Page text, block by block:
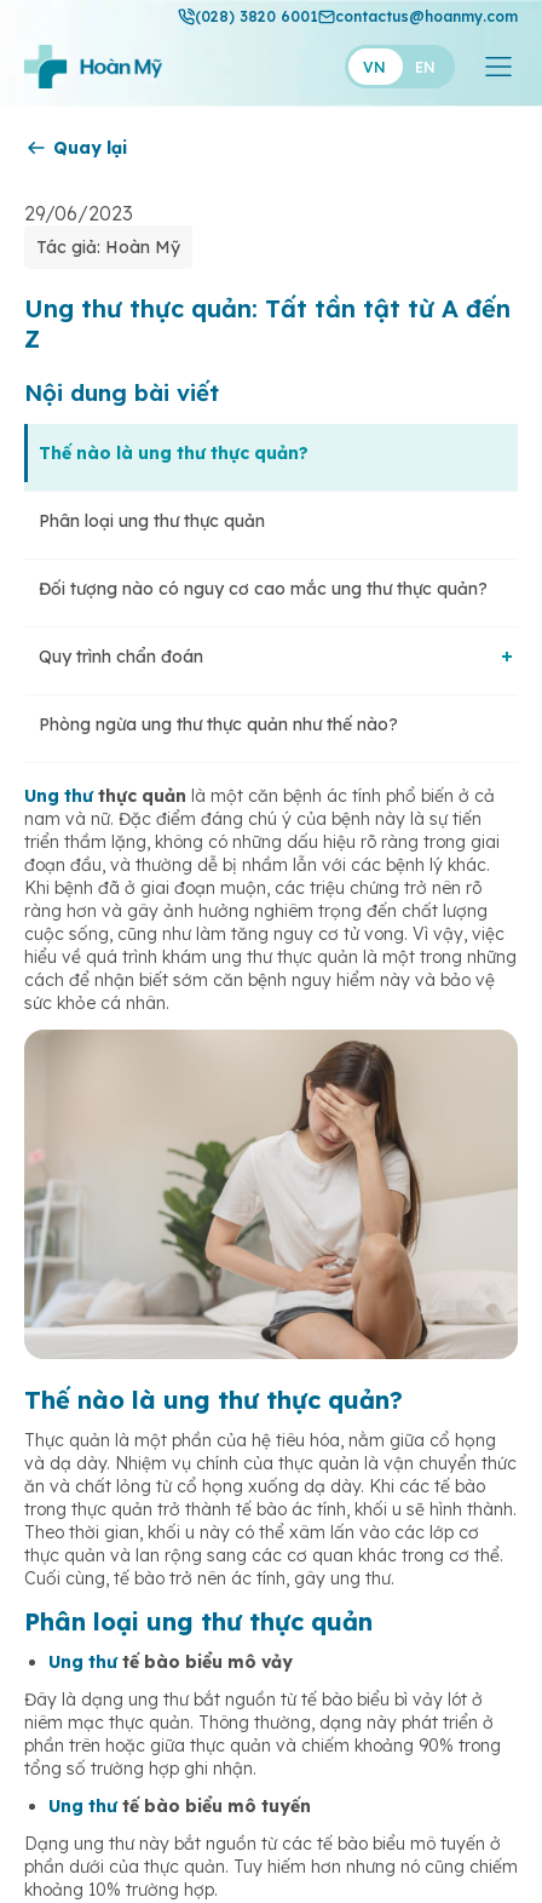
(028) 3820 6001 contactus@hoanmy.com
VN EN
Thuận Mỹ
Quay lại
29/06/2023
Tác giả: Hoàn Mỹ
Ung thư thực quản: Tất tần tật từ A đến
Z
Nội dung bài viết
Thế nào là ung thư thực quản?
Phân loại ung thư thực quản
Đối tượng nào có nguy cơ cao mắc ung thư thực quản?
Quy trình chẩn đoán
Các phương pháp chẩn đoán
Phòng ngừa ung thư thực quản như thế nào?
Ung thưthực quản là một căn bệnh ác tính phổ biến ở cả
nam và nữ. Đặc điểm đáng chú ý của bệnh này là sự tiến
triển thầm lặng, không có những dấu hiệu rõ ràng trong giai
đoạn đầu, và thường dễ bị nhầm lẫn với các bệnh lý khác.
Khi bệnh đã ở giai đoạn muộn, các triệu chứng trở nên rõ
ràng hơn và gây ảnh hưởng nghiêm trọng đến chất lượng
cuộc sống, cũng như làm tăng nguy cơ tử vong. Vì vậy, việc
hiểu về quá trình khám ung thư thực quản là một trong những
cách để nhận biết sớm căn bệnh nguy hiểm này và bảo vệ
sức khỏe cá nhân.
Thế nào là ung thưthực quản?
Thực quản là một phần của hệ tiêu hóa, nằm giữa cổ họng
và dạ dày. Nhiệm vụ chính của thực quản là vận chuyển thức
ăn và chất lỏng từ cổ họng xuống dạ dày. Khi các tế bào
trong thực quản trở thành tế bào ác tính, khối u sẽ hình thành.
Theo thời gian, khối u này có thể xâm lấn vào các lớp cơ
thực quản và lan rộng sang các cơ quan khác trong cơ thể.
Cuối cùng, tế bào trở nên ác tính, gây ung thư.
Phân loại ung thư thực quản
Ung thưtế bào biểu mô vảy
Đây là dạng ung thư bắt nguồn từ tế bào biểu bì vảy lót ở
niêm mạc thực quản. Thông thường, dạng này phát triển ở
phần trên hoặc giữa thực quản và chiếm khoảng 90% trong
tổng số trường hợp ghi nhận.
Ung thưtế bào biểu mô tuyến
Dạng ung thư này bắt nguồn từ các tế bào biểu mô tuyến ở
phần dưới của thực quản. Tuy hiếm hơn nhưng nó cũng chiếm
khoảng 10% trường hợp.